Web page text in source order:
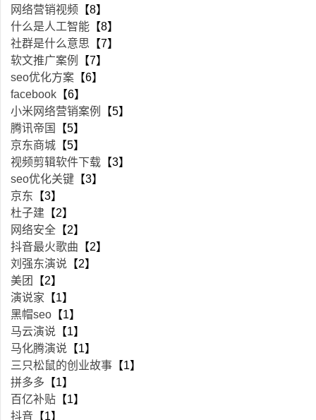
网络营销视频 【8】
什么是人工智能 【8】
社群是什么意思 【7】
软文推广案例
【7】
seo优化方案 【6】
facebook 【6】
小米网络营销案例
【5】
腾讯帝国
【5】
京东商城 【5】
视频剪辑软件下载 【3】
seo优化关键 【3】
京东 【3】
杜子建 【2】
网络安全 【2】
抖音最火歌曲 【2】
刘强东演说 【2】
美团
【2】
演说家 【1】
黑帽seo 【1】
马云演说 【1】
马化腾演说 【1】
三只松鼠的创业故事 【1】
拼多多 【1】
百亿补贴 【1】
抖音 【1】